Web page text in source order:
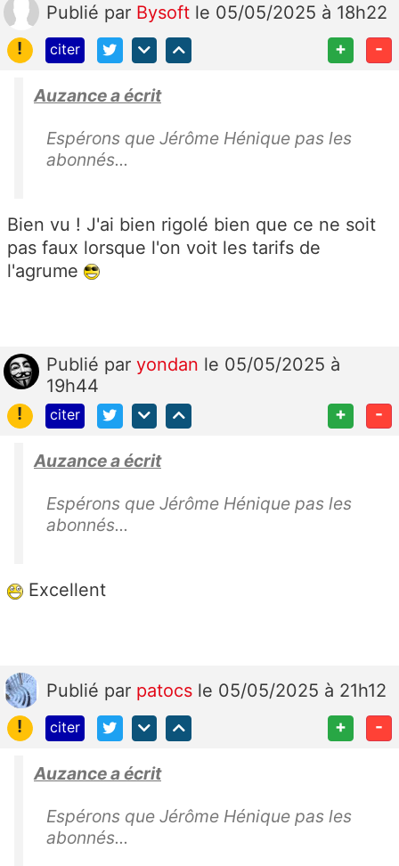
Publié par Bysoft le 05/05/2025 à 18h22
!
citer + -
Auzance a écrit
Espérons que Jérôme Hénique pas les
abonnés...
Bien vu ! J'ai bien rigolé bien que ce ne soit
pas faux lorsque l'on voit les tarifs de
l'agrume
Publié par yondan le 05/05/2025 à
19h44
!
citer + -
Auzance a écrit
Espérons que Jérôme Hénique pas les
abonnés...
Excellent
Publié par patocs le 05/05/2025 à 21h12
!
citer + -
Auzance a écrit
Espérons que Jérôme Hénique pas les
abonnés...